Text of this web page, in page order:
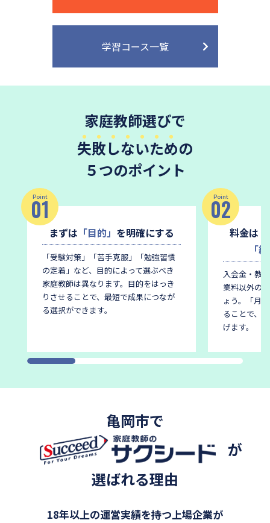
学習コース一覧
家庭教師選びで
失敗しないための
５つのポイント
Point
01
まずは 「目的」 を明確にする
「受験対策」「苦手克服」「勉強習慣
の定着」など、目的によって選ぶべき
家庭教師は異なります。 目的をはっき
りさせることで、最短で成果につなが
る選択ができます。
Point
02
料金は
「
入会金・教
業料以外の
ょう。
「月
ることで、
げます。
亀岡市で
が
選ばれる理由
18年以上の運営実績を持つ上場企業が